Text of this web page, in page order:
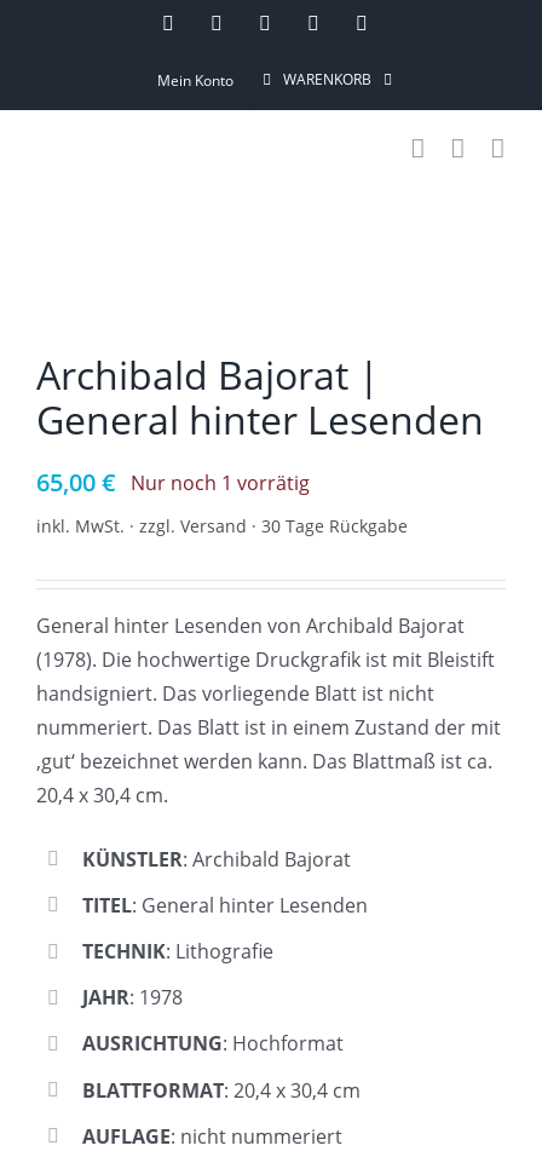
InstagramPinterestFacebookYouTube
Mein Konto WARENKORB
Archibald Bajorat |
General hinter Lesenden
65,00€ Nur noch 1 vorrätig
inkl. MwSt. · zzgl. Versand · 30 Tage Rückgabe
General hinter Lesenden von Archibald Bajorat
(1978). Die hochwertige Druckgrafik ist mit Bleistift
handsigniert. Das vorliegende Blatt ist nicht
nummeriert. Das Blatt ist in einem Zustand der mit
‚gut‘ bezeichnet werden kann. Das Blattmaß ist ca.
20,4 x 30,4 cm.
KÜNSTLER: Archibald Bajorat
TITEL: General hinter Lesenden
TECHNIK: Lithografie
JAHR: 1978
AUSRICHTUNG: Hochformat
BLATTFORMAT: 20,4 x 30,4 cm
AUFLAGE: nicht nummeriert